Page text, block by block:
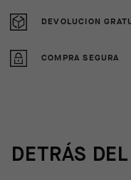
DEVOLUCION
COMPRA SEGURA
DETRÁS